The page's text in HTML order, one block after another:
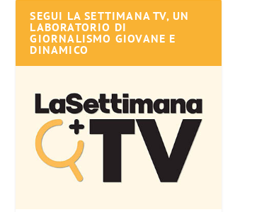
SEGUI LA SETTIMANA TV, UN
LABORATORIO DI
GIORNALISMO GIOVANE E
DINAMICO